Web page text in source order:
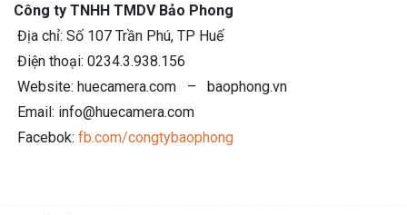
Công ty TNHH TMDV Bảo Phong
Địa chỉ: Số 107 Trần Phú, TP Huế
Điện thoại: 0234.3.938.156
Website: huecamera.com – baophong.vn
Email: info@huecamera.com
Facebok: fb.com/congtybaophong